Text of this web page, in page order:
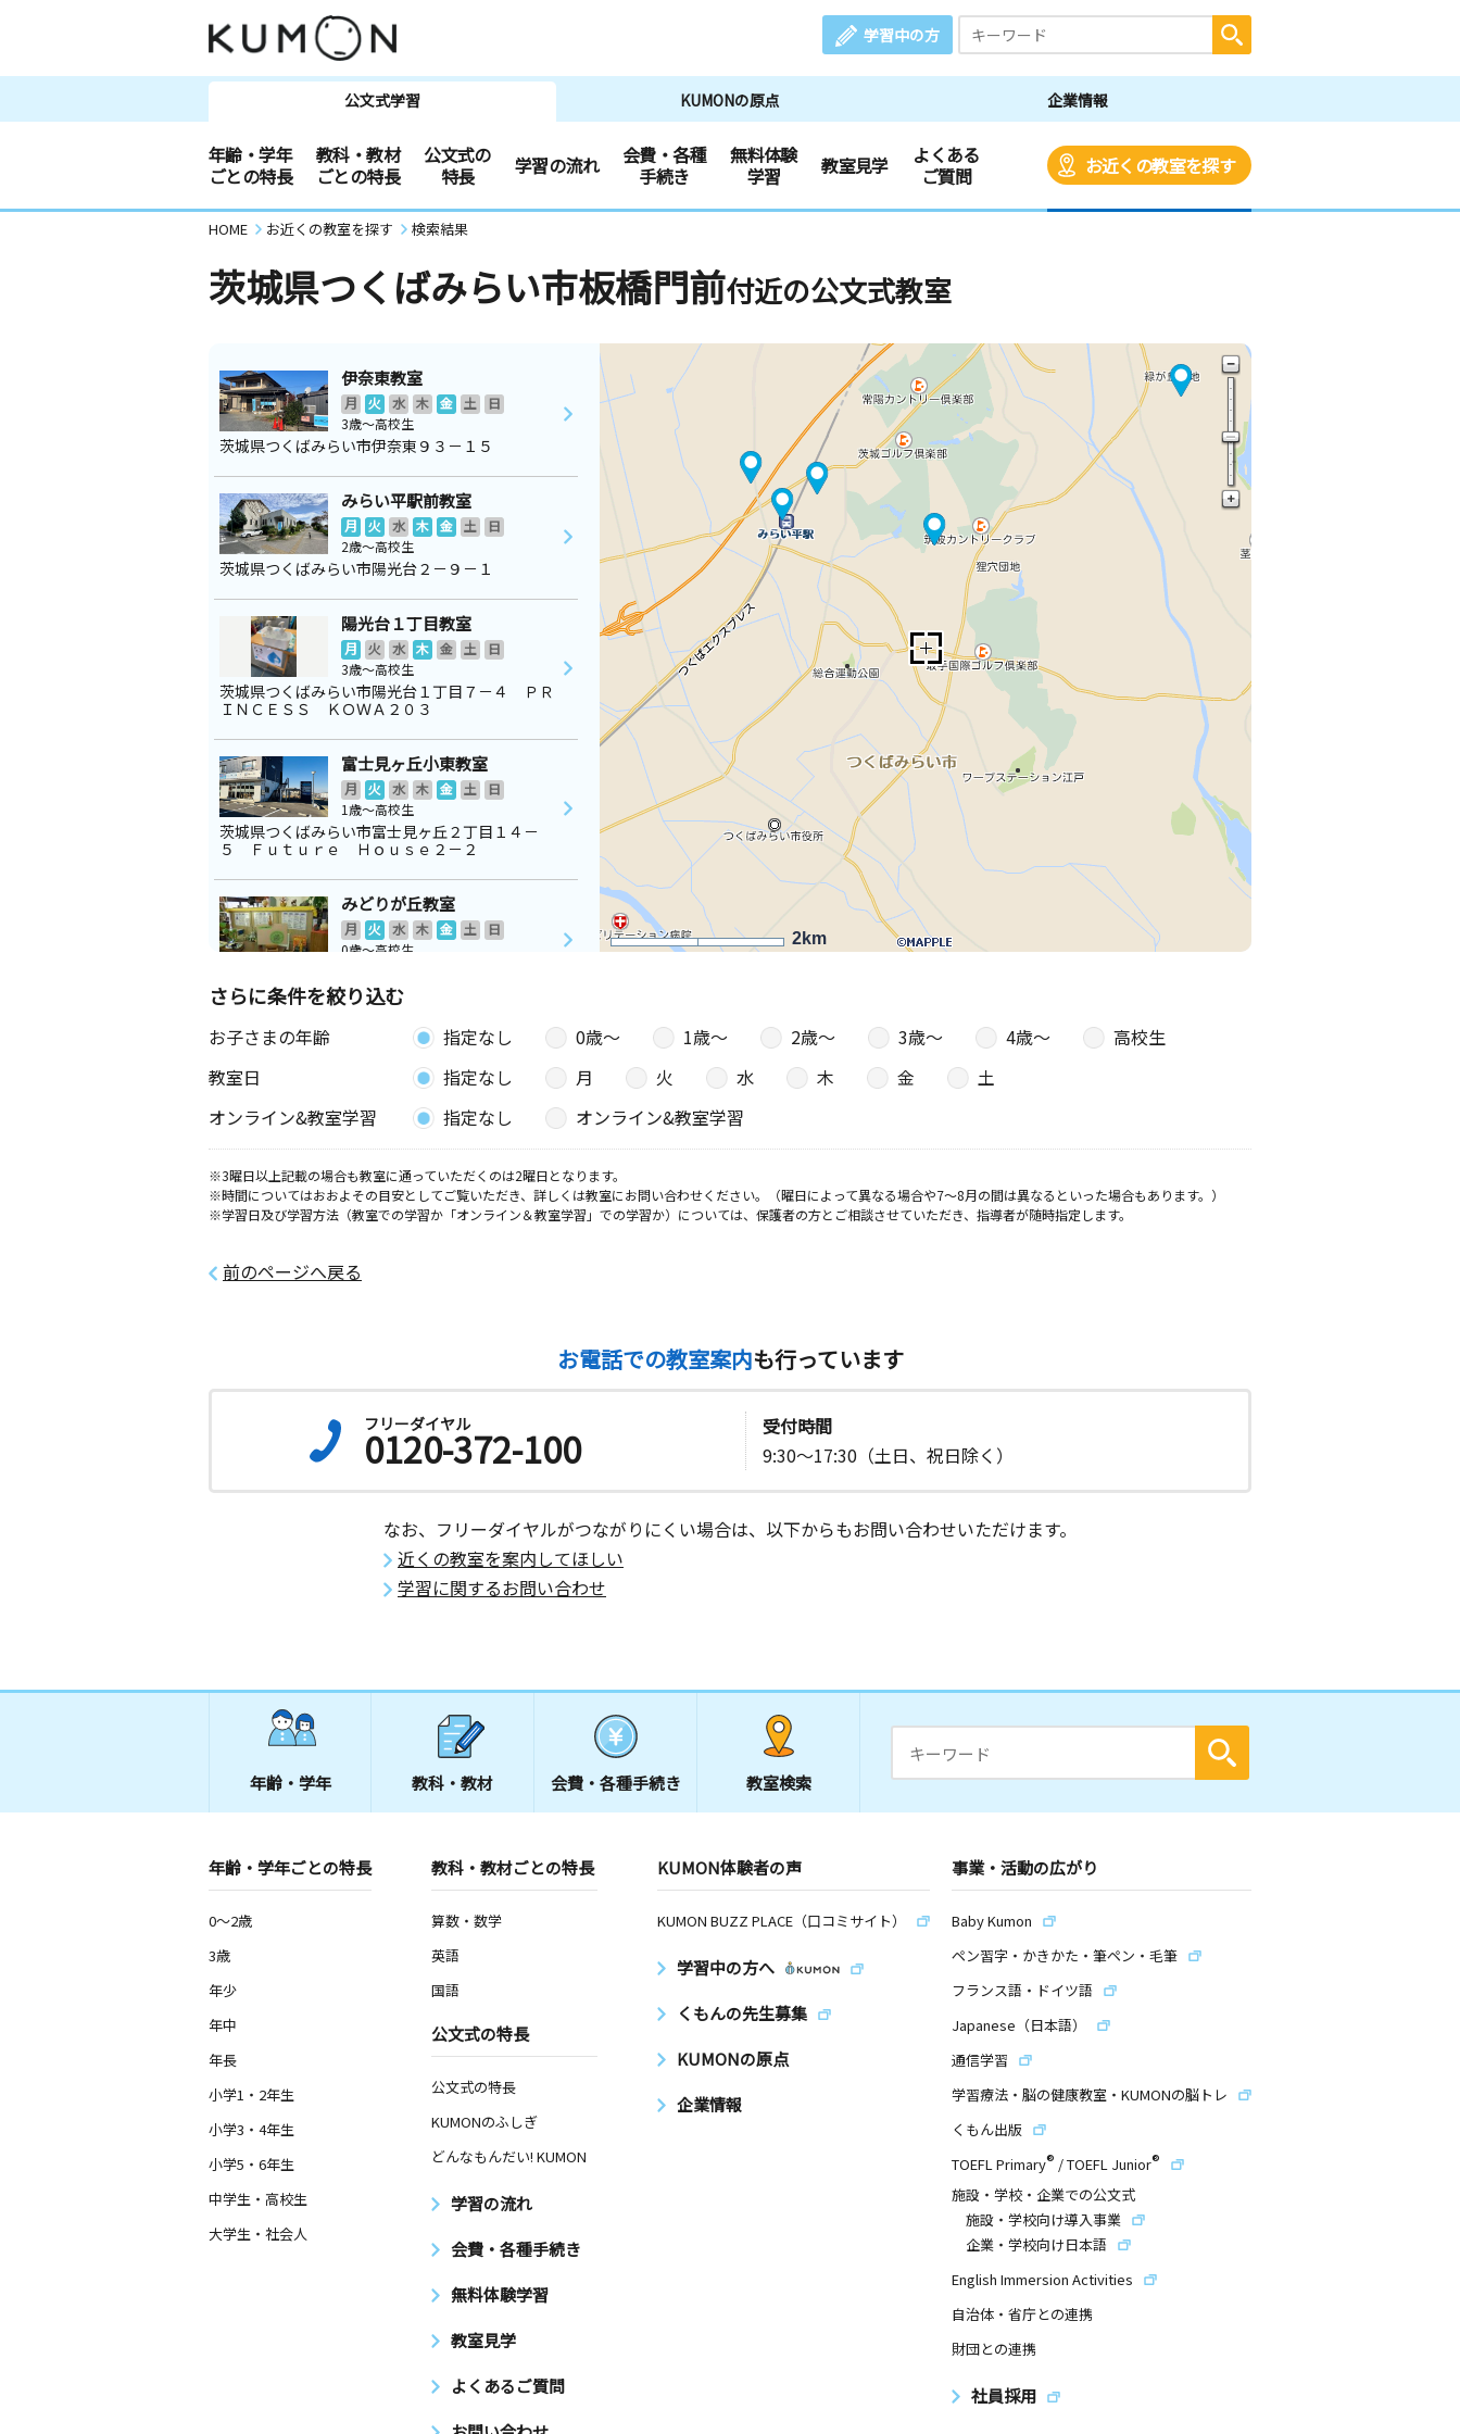
学習中の方
公文式学習 KUMONの原点 企業情報
年齢・学年
ごとの特長
教科・教材
ごとの特長
公文式の
特長
学習の流れ
会費・各種
手続き
無料体験
学習
教室見学
よくある
ご質問
お近くの教室を探す
HOME お近くの教室を探す 検索結果
茨城県つくばみらい市板橋門前付近の公文式教室
2km
伊奈東教室
月 火 水 木 金 土
日
3歳～高校生
茨城県つくばみらい市伊奈東９３－１５
みらい平駅前教室
月 火 水 木 金 土
日
2歳～高校生
茨城県つくばみらい市陽光台２－９－１
陽光台１丁目教室
月 火 水 木 金 土
日
3歳～高校生
茨城県つくばみらい市陽光台１丁目７－４ ＰＲ
ＩＮＣＥＳＳ ＫＯＷＡ２０３
富士見ヶ丘小東教室
月 火 水 木 金 土
日
1歳～高校生
茨城県つくばみらい市富士見ヶ丘２丁目１４－
５ Ｆｕｔｕｒｅ Ｈｏｕｓｅ２－２
みどりが丘教室
月 火 水 木 金 土
日
0歳～高校生
さらに条件を絞り込む
お子さまの年齢 指定なし 0歳〜 1歳〜 2歳〜 3歳〜 4歳〜
高校生
教室日
指定なし 月 火 水 木 金
土
オンライン&教室学習
指定なし オンライン&教室学習
※3曜日以上記載の場合も教室に通っていただくのは2曜日となります。
※時間についてはおおよその目安としてご覧いただき、詳しくは教室にお問い合わせください。（曜日によって異なる場合や7～8月の間は異なるといった場合もあります。）
※学習日及び学習方法（教室での学習か「オンライン＆教室学習」での学習か）については、保護者の方とご相談させていただき、指導者が随時指定します。
前のページへ戻る
お電話での教室案内も行っています
フリーダイヤル
0120-372-100
受付時間
9:30～17:30（土日、祝日除く）
なお、フリーダイヤルがつながりにくい場合は、以下からもお問い合わせいただけます。
近くの教室を案内してほしい
学習に関するお問い合わせ
年齢・学年 教科・教材 会費・ 各種手続き 教室検索
年齢・学年ごとの特長
0～2歳
3歳
年少
年中
年長
小学1・2年生
小学3・4年生
小学5・6年生
中学生・高校生
大学生・社会人
教科・教材ごとの特長
算数・数学
英語
国語
公文式の特長
公文式の特長
KUMONのふしぎ
どんなもんだい! KUMON
学習の流れ
会費・各種手続き
無料体験学習
教室見学
よくあるご質問
KUMON体験者の声
KUMON BUZZ PLACE（口コミサイト）
学習中の方へ
くもんの先生募集
KUMONの原点
企業情報
事業・活動の広がり
Baby Kumon
ペン習字・かきかた・筆ペン・毛筆
フランス語・ドイツ語
Japanese（日本語）
通信学習
学習療法・脳の健康教室・KUMONの脳トレ
くもん出版
TOEFL Primary® /TOEFL Junior®
施設・学校・企業での公文式
施設・学校向け導入事業
企業・学校向け日本語
English Immersion Activities
自治体・省庁との連携
財団との連携
社員採用